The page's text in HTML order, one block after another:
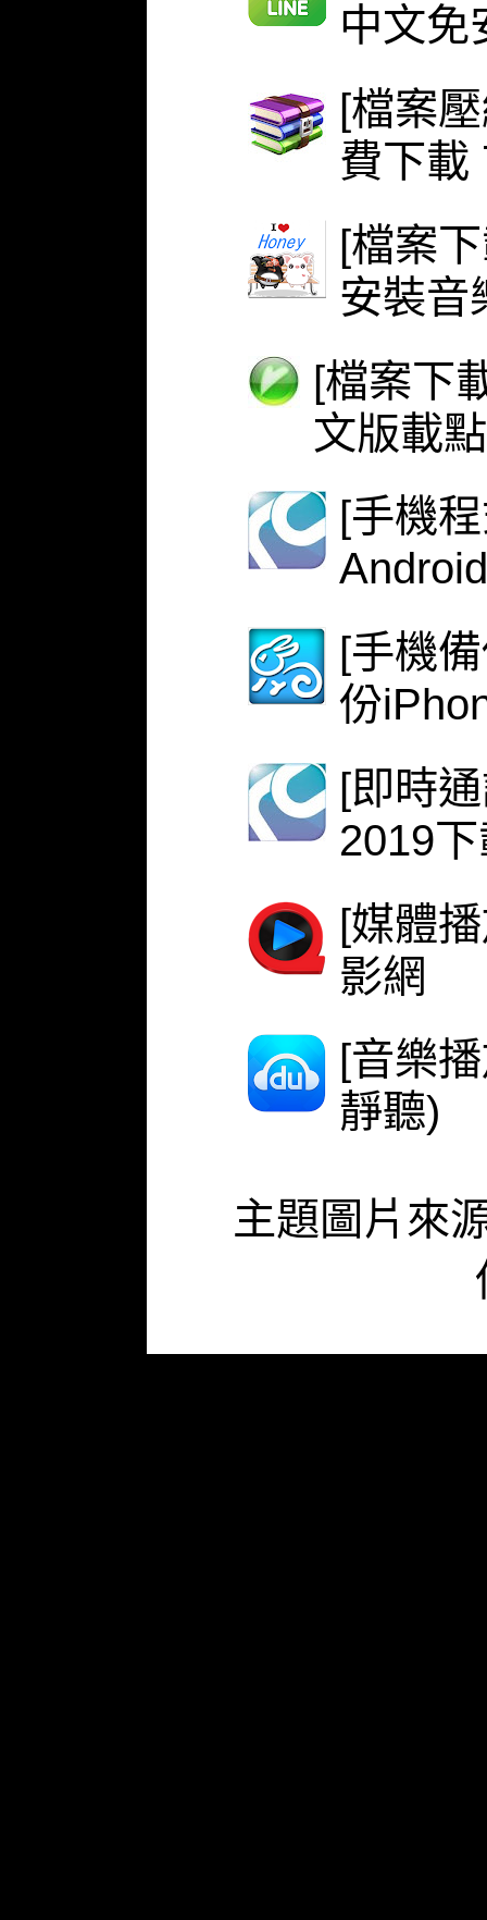
中文免
[檔案
費下載
[檔案
安裝音
[檔案下
文版載點
[手機
Android
[手機
份
[即時
2019
[媒體
影網
[音樂
靜聽)
主題圖片來